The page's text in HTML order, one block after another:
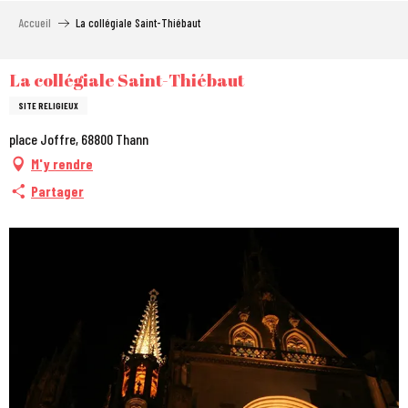
principal
Accueil La collégiale Saint-Thiébaut
La collégiale Saint-Thiébaut
SITE RELIGIEUX
place Joffre, 68800 Thann
M'y rendre
Partager